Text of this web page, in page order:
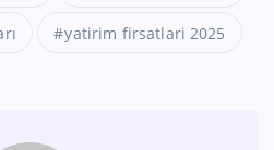
yatirim firsatlari 2025